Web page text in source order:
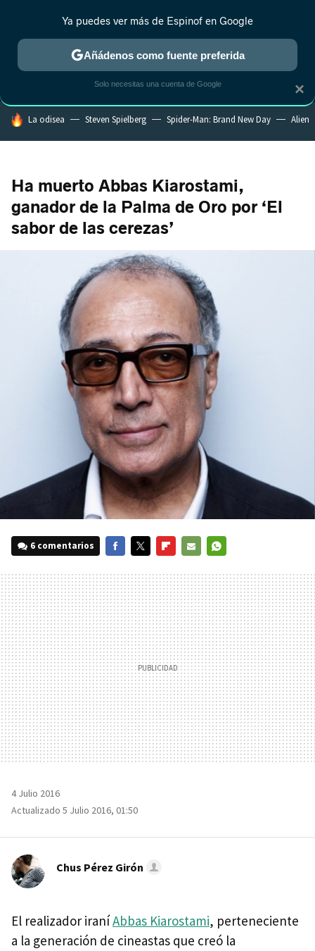
MENÚ NUEVO
ESTRENOS REALITY ANIME RANKINGS CINE
HOY SE HABLA DE
La odisea Steven Spielberg Spider-Man: Brand New Day Alien
Ha muerto Abbas Kiarostami,
ganador de la Palma de Oro por ‘El
sabor de las cerezas’
6 comentarios
MAIL
4 Julio 2016
Actualizado 5 Julio 2016, 01:50
Chus Pérez Girón
El realizador iraníAbbas Kiarostami, perteneciente
a la generación de cineastas que creó la
×
Ya puedes ver más de Espinof en Google
Añádenos como fuente preferida
Solo necesitas una cuenta de Google